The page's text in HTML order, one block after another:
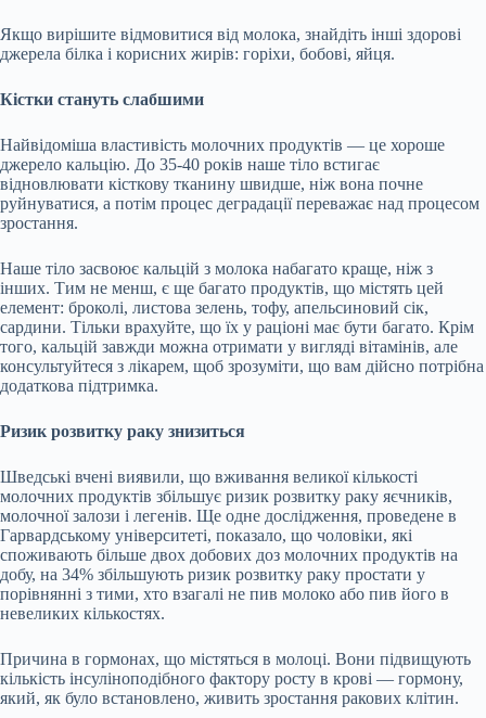
Якщо вирішите відмовитися від молока, знайдіть інші здорові
джерела білка і корисних жирів: горіхи, бобові, яйця.
Кістки стануть слабшими
Найвідоміша властивість молочних продуктів — це хороше
джерело кальцію. До 35-40 років наше тіло встигає
відновлювати кісткову тканину швидше, ніж вона почне
руйнуватися, а потім процес деградації переважає над процесом
зростання.
Наше тіло засвоює кальцій з молока набагато краще, ніж з
інших. Тим не менш, є ще багато продуктів, що містять цей
елемент: броколі, листова зелень, тофу, апельсиновий сік,
сардини. Тільки врахуйте, що їх у раціоні має бути багато. Крім
того, кальцій завжди можна отримати у вигляді вітамінів, але
консультуйтеся з лікарем, щоб зрозуміти, що вам дійсно потрібна
додаткова підтримка.
Ризик розвитку раку знизиться
Шведські вчені виявили, що вживання великої кількості
молочних продуктів збільшує ризик розвитку раку яєчників,
молочної залози і легенів. Ще одне дослідження, проведене в
Гарвардському університеті, показало, що чоловіки, які
споживають більше двох добових доз молочних продуктів на
добу, на 34% збільшують ризик розвитку раку простати у
порівнянні з тими, хто взагалі не пив молоко або пив його в
невеликих кількостях.
Причина в гормонах, що містяться в молоці. Вони підвищують
кількість інсуліноподібного фактору росту в крові — гормону,
який, як було встановлено, живить зростання ракових клітин.